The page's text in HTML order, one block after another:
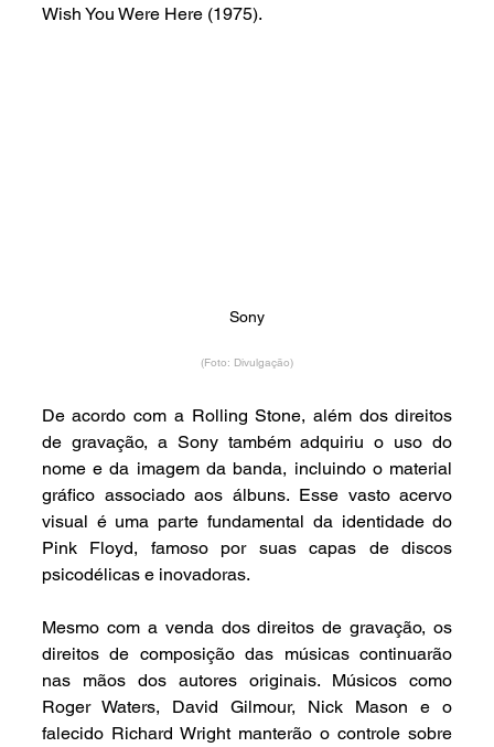
Wish You Were Here (1975).
Sony
(Foto: Divulgação)
De acordo com a Rolling Stone, além dos direitos
de gravação, a Sony também adquiriu o uso do
nome e da imagem da banda, incluindo o material
gráfico associado aos álbuns. Esse vasto acervo
visual é uma parte fundamental da identidade do
Pink Floyd, famoso por suas capas de discos
psicodélicas e inovadoras.
Mesmo com a venda dos direitos de gravação, os
direitos de composição das músicas continuarão
nas mãos dos autores originais. Músicos como
Roger Waters, David Gilmour, Nick Mason e o
falecido Richard Wright manterão o controle sobre